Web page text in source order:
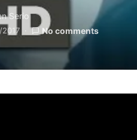
Serio
No comments